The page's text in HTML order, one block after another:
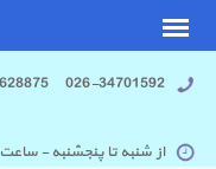
026-34701592 021-66628875
از شنبه تا پنجشنبه - ساعت 9 الی